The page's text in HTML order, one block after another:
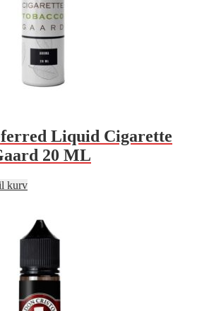
Liquid Cigarette
20 ML
kurv